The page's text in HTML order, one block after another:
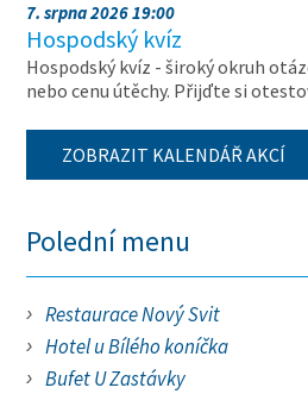
7. srpna 2026 19:00
Hospodský kvíz
Hospodský kvíz - široký okruh
nebo cenu útěchy. Přijďte si
ZOBRAZIT KALENDÁŘ AKCÍ
Polední menu
Restaurace Nový Svit
Hotel u Bílého koníčka
Bufet U Zastávky